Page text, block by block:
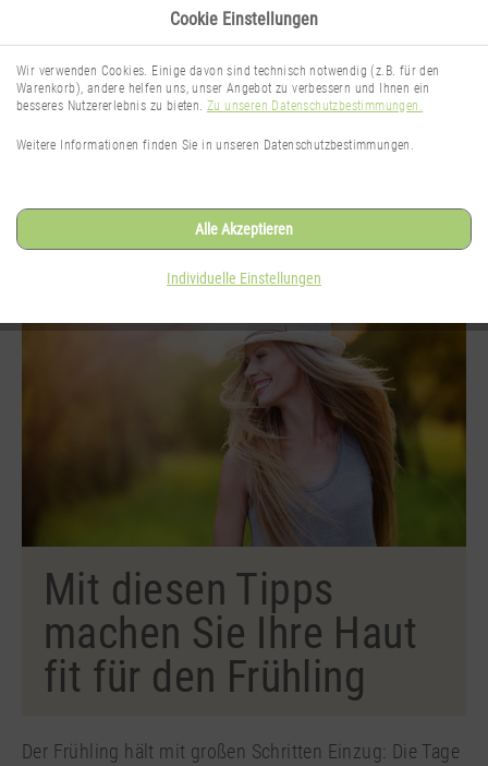
TheNaturalSense Blog
Gesichtspflege
Mit diesen Tipps
machen Sie Ihre Haut
fit für den Frühling
Der Frühling hält mit großen Schritten Einzug: Die Tage
Cookie Einstellungen
Wir verwenden Cookies. Einige davon sind technisch notwendig (z.B. für den
Warenkorb), andere helfen uns, unser Angebot zu verbessern und Ihnen ein
besseres Nutzererlebnis zu bieten. Zu unseren Datenschutzbestimmungen.
Weitere Informationen finden Sie in unseren Datenschutzbestimmungen.
Individuelle Einstellungen
Alle Akzeptieren